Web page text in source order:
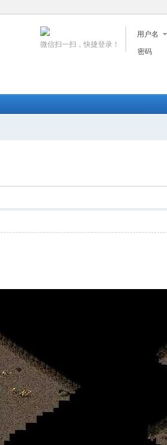
用户名
密码
微信扫一扫，快捷登录！